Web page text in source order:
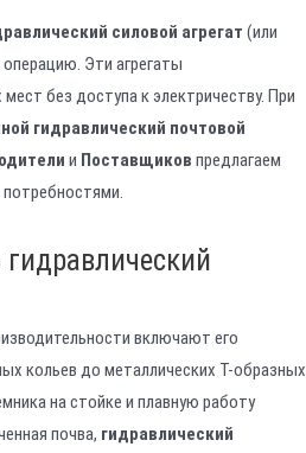
силовой агрегат (или
Эти агрегаты
без доступа к электричеству. При
гидравлический почтовой
и Поставщиков предлагаем
включают его
кольев до металлических Т-образных
на стойке и плавную работу
почва, гидравлический